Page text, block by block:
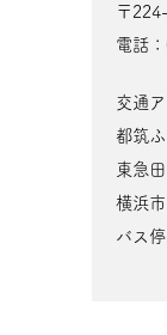
〒
電話
交通
都筑
東急
横浜
バス